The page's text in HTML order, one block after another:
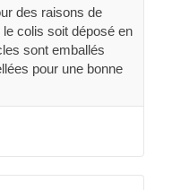
des raisons de
colis soit déposé en
sont emballés
pour une bonne